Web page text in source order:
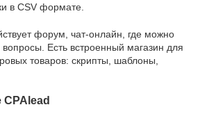
в CSV формате.
форум, чат-онлайн, где можно
Есть встроенный магазин для
товаров: скрипты, шаблоны,
CPAlead